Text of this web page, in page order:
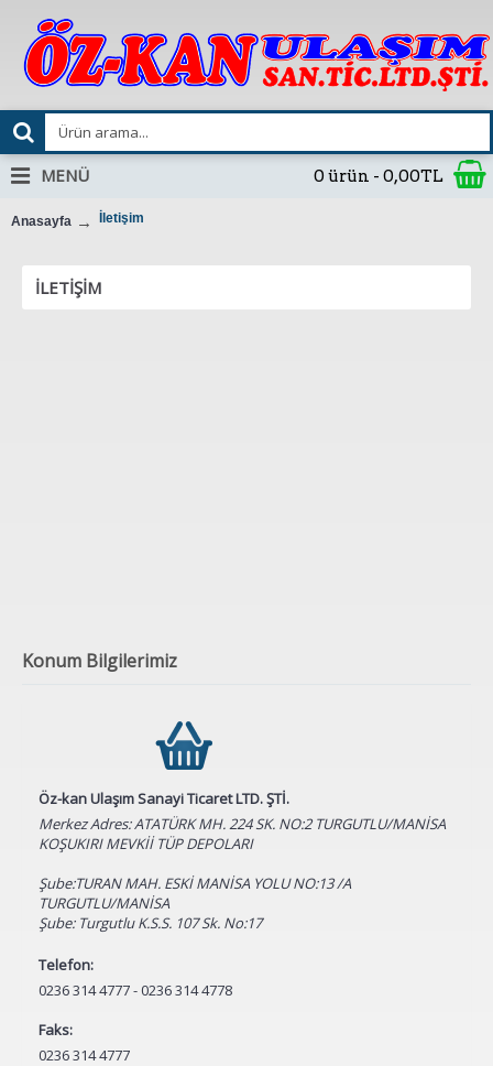
0 ürün - 0,00TL
MENÜ
Anasayfa İletişim
İLETIŞIM
Konum Bilgilerimiz
Öz-kan Ulaşım Sanayi Ticaret LTD. ŞTİ.
Merkez Adres: ATATÜRK MH. 224 SK. NO:2 TURGUTLU/MANİSA
KOŞUKIRI MEVKİİ TÜP DEPOLARI
Şube:TURAN MAH. ESKİ MANİSA YOLU NO:13 /A
TURGUTLU/MANİSA
Şube: Turgutlu K.S.S. 107 Sk. No:17
Telefon:
0236 314 4777 - 0236 314 4778
Faks:
0236 314 4777